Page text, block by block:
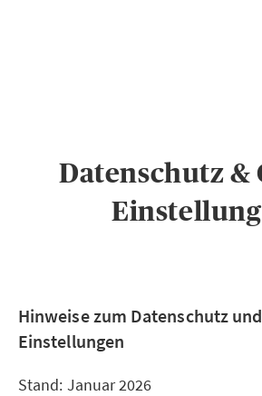
Datenschutz &
Hinweise zum Datenschutz
Einstellungen
Stand: Januar 2026